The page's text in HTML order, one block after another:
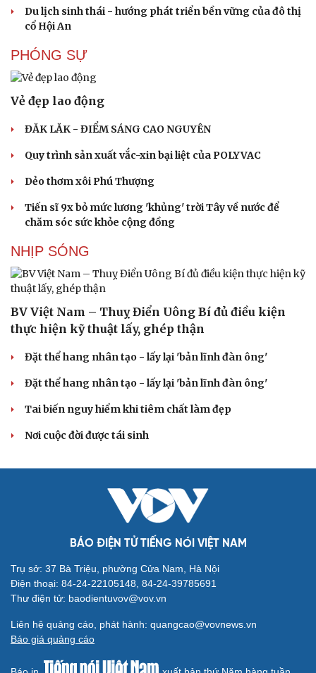
check-in
Cửa sổ tình yêu
Du lịch sinh thái - hướng phát triển bền vững của đô thị
cổ Hội An
PHÓNG SỰ
Vẻ đẹp lao động
ĐĂK LĂK - ĐIỂM SÁNG CAO NGUYÊN
Quy trình sản xuất vắc-xin bại liệt của POLYVAC
Dẻo thơm xôi Phú Thượng
Tiến sĩ 9x bỏ mức lương 'khủng' trời Tây về nước để
chăm sóc sức khỏe cộng đồng
NHỊP SÓNG
BV Việt Nam – Thuỵ Điển Uông Bí đủ điều kiện
thực hiện kỹ thuật lấy, ghép thận
Đặt thể hang nhân tạo - lấy lại 'bản lĩnh đàn ông'
Đặt thể hang nhân tạo - lấy lại 'bản lĩnh đàn ông'
Tai biến nguy hiểm khi tiêm chất làm đẹp
Nơi cuộc đời được tái sinh
BÁO ĐIỆN TỬ TIẾNG NÓI VIỆT NAM
Trụ sở: 37 Bà Triệu, phường Cửa Nam, Hà Nội
Điện thoại: 84-24-22105148, 84-24-39785691
Thư điện tử: baodientuvov@vov.vn
Liên hệ quảng cáo, phát hành: quangcao@vovnews.vn
Báo giá quảng cáo